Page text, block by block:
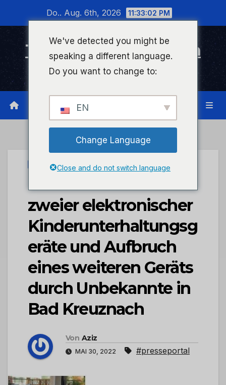
wechseln
Do.. Aug. 6th, 2026 11:33:03 PM
Timeline Bad Kreuznach
Infonetzwerk für Bad Kreuznach
PRESSEPORTAL
POL-PDKH: Diebstahl
zweier elektronischer
Kinderunterhaltungsg
eräte und Aufbruch
eines weiteren Geräts
durch Unbekannte in
Bad Kreuznach
Von Aziz
MAI 30, 2022 #presseportal
We've detected you might be
speaking a different language.
Do you want to change to:
EN
Change Language
Close and do not switch language